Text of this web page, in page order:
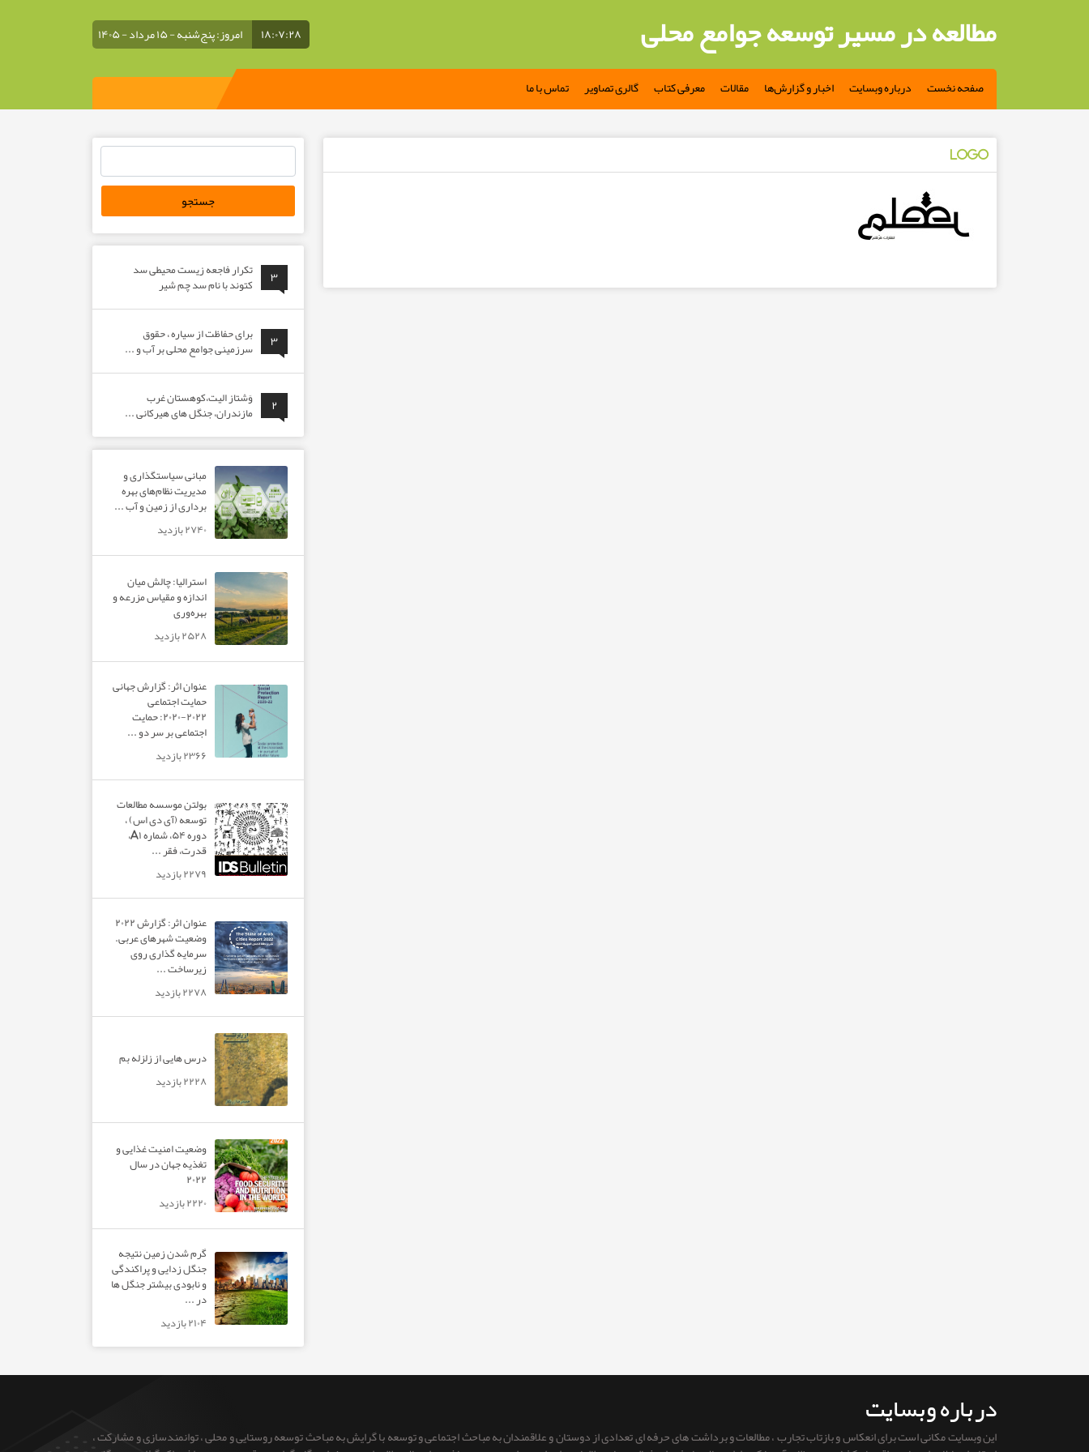
مطالعه در مسیر توسعه جوامع محلی ۱۸:۰۷:۲۹ امروز: پنج‌شنبه - ۱۵ مرداد - ۱۴۰۵
صفحه نخست درباره وبسایت اخبار و گزارش‌ها مقالات معرفی کتاب گالری تصاویر تماس با ما
logo
۳
تکرار فاجعه زیست محیطی سد
کتوند با نام سد چم شیر
۳
برای حفاظت از سیاره ، حقوق
سرزمینی جوامع محلی بر آب و ...
۲
وَشتاز الیت،کوهستان غرب
مازندران، جنگل های هیرکانی ...
مبانی سیاستگذاری و
مدیریت نظام‌های بهره‌
برداری از زمین و آب ...
۲۷۴۰ بازدید
استرالیا: چالش میان
اندازه و مقیاس مزرعه و
بهره‌وری
۲۵۲۸ بازدید
عنوان اثر: گزارش جهانی
حمایت اجتماعی
۲۰۲۲-۲۰۲۰: حمایت
اجتماعی بر سر دو ...
۲۳۶۶ بازدید
بولتن موسسه مطالعات
توسعه (آی دی اس) ،
دوره ۵۴، شماره A۱،
قدرت، فقر ...
۲۲۷۹ بازدید
عنوان اثر: گزارش ۲۰۲۲
وضعیت شهرهای عربی.
سرمایه گذاری روی
زیرساخت ...
۲۲۷۸ بازدید
درس هایی از زلزله بم
۲۲۲۸ بازدید
وضعیت امنیت غذایی و
تغذیه جهان در سال
۲۰۲۲
۲۲۲۰ بازدید
گرم شدن زمین نتیجه
جنگل زدایی و پراکندگی
و نابودی بیشتر جنگل ها
در ...
۲۱۰۴ بازدید
درباره وبسایت
این وبسایت مکانی است برای انعکاس و بازتاب تجارب ، مطالعات و برداشت های حرفه ای تعدادی از دوستان و علاقمندان به مباحث اجتماعی و توسعه با گرایش به مباحث توسعه روستایی و محلی ، توانمندسازی و مشارکت ،